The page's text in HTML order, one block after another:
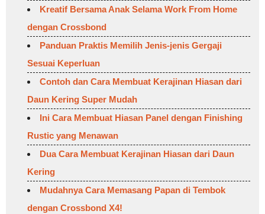
Kreatif Bersama Anak Selama Work From Home
dengan Crossbond
Panduan Praktis Memilih Jenis-jenis Gergaji
Sesuai Keperluan
Contoh dan Cara Membuat Kerajinan Hiasan dari
Daun Kering Super Mudah
Ini Cara Membuat Hiasan Panel dengan Finishing
Rustic yang Menawan
Dua Cara Membuat Kerajinan Hiasan dari Daun
Kering
Mudahnya Cara Memasang Papan di Tembok
dengan Crossbond X4!